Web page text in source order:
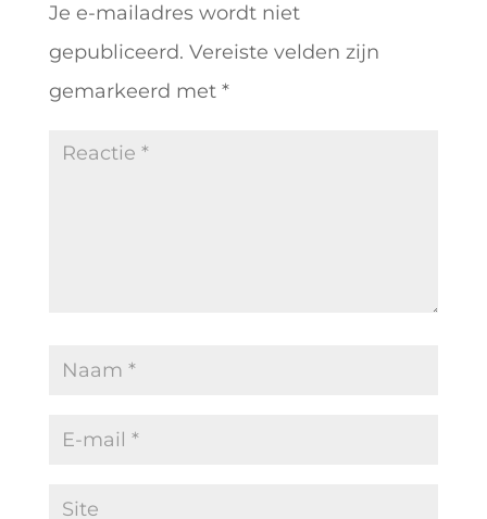
Je e-mailadres wordt niet
gepubliceerd. Vereiste velden zijn
gemarkeerd met *